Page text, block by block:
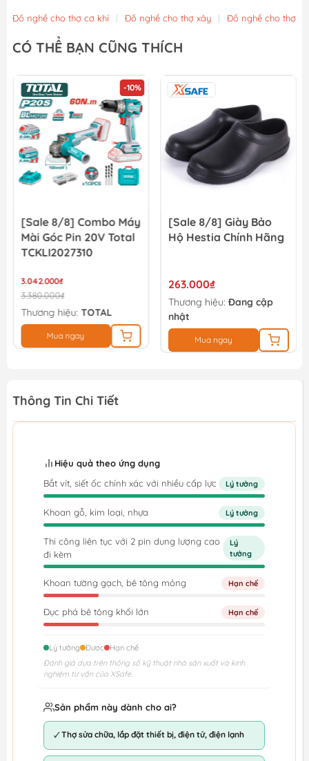
Sạc pin Lithium-ion 16.8V Total TCLI16071
76.000₫
Cốc sạc pin Lithium-ion 12V Total TCLI12081
76.000₫ 86.000₫
Đồ nghề cho thợ cơ khí | Đồ nghề cho thợ xây | Đồ nghề cho thợ
CÓ THỂ BẠN CŨNG THÍCH
-10%
[Sale 8/8] Combo Máy
Mài Góc Pin 20V Total
TCKLI2027310
3.042.000₫
3.380.000₫
Thương hiệu: TOTAL
Mua ngay
[Sale 8/8] Giày Bảo
Hộ Hestia Chính Hãng
263.000₫
Thương hiệu: Đang cập
nhật
Mua ngay
Thông Tin Chi Tiết
Hiệu quả theo ứng dụng
Bắt vít, siết ốc chính xác với nhiều cấp lực
Lý tưởng
Khoan gỗ, kim loại, nhựa Lý tưởng
Thi công liên tục với 2 pin dung lượng cao
đi kèm
Lý
tưởng
Khoan tường gạch, bê tông mỏng Hạn chế
Đục phá bê tông khối lớn Hạn chế
Lý tưởng Được
Hạn chế
Đánh giá dựa trên thông số kỹ thuật nhà sản xuất và kinh
nghiệm tư vấn của XSafe.
Sản phẩm này dành cho ai?
✓Thợ sửa chữa, lắp đặt thiết bị, điện tử, điện lạnh